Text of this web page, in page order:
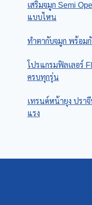
เสริมจมูก Semi
แบบไหน
ทําตากับจมูก พร้อม
โปรแกรมฟิลเลอร์
ครบทุกรุ่น
เทรนด์หน้ายุง ปรา
แรง